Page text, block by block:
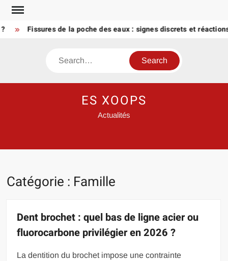
Skip
contentFissures de la poche des eaux : signes discrets et réactions
Search
ES XOOPS
Actualités
Catégorie : Famille
Dent brochet : quel bas de ligne acier ou
fluorocarbone privilégier en 2026 ?
La dentition du brochet impose une contrainte